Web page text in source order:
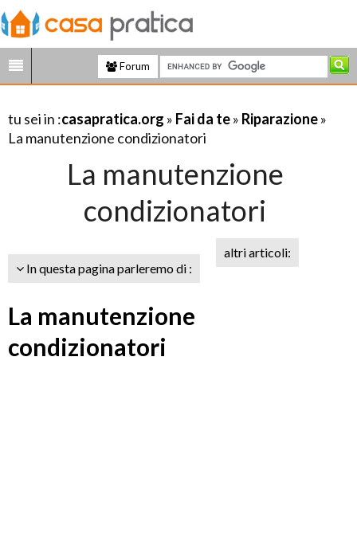
Forum
tu sei in :casapratica.org » Fai da te» Riparazione»
La manutenzione condizionatori
La manutenzione
condizionatori
In questa pagina parleremo di :
altri articoli:
La manutenzione
condizionatori